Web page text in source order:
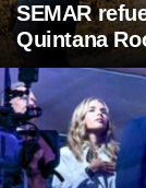
SEMAR
Quintana